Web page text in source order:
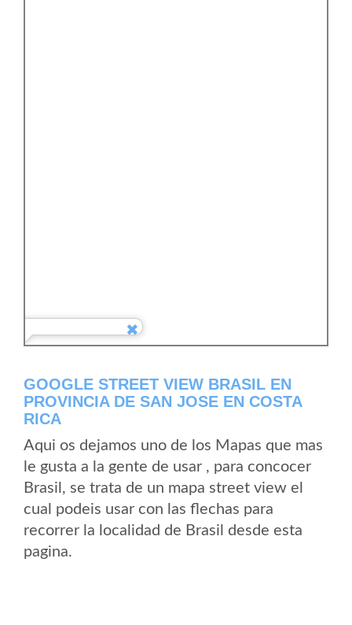
GOOGLE STREET VIEW BRASIL EN
PROVINCIA DE SAN JOSE EN COSTA
RICA
Aqui os dejamos uno de los Mapas que mas
le gusta a la gente de usar , para concocer
Brasil, se trata de un mapa street view el
cual podeis usar con las flechas para
recorrer la localidad de Brasil desde esta
pagina.